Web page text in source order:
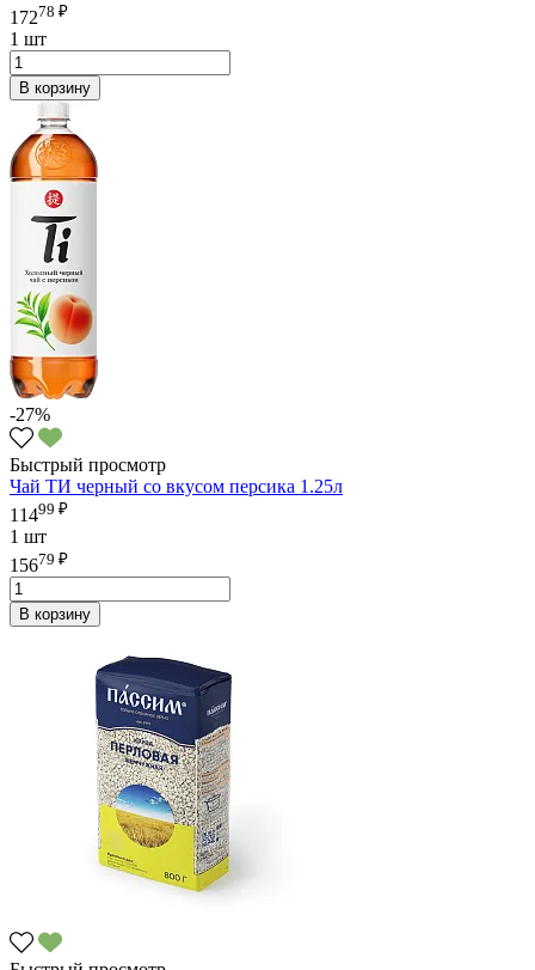
17278 ₽
1 шт
В корзину
-27%
Быстрый просмотр
Чай ТИ черный со вкусом персика 1.25л
11499 ₽
1 шт
15679 ₽
В корзину